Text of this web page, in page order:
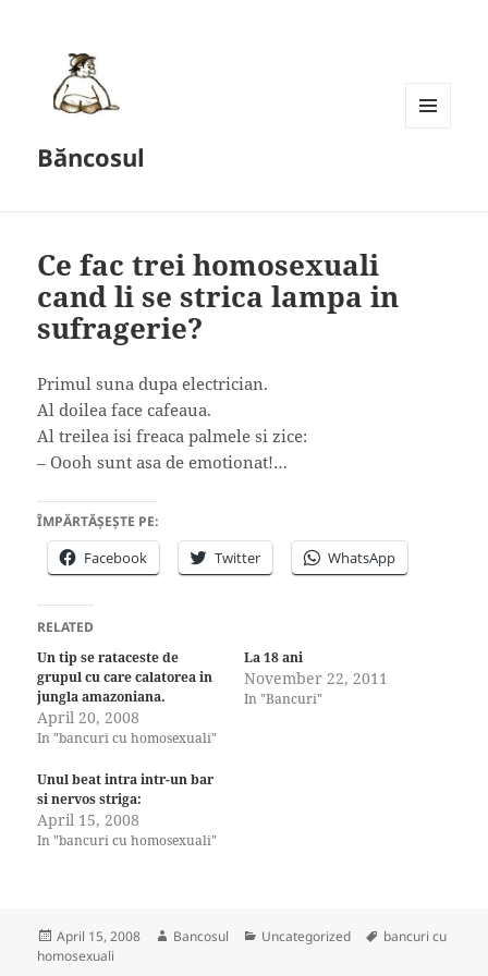
Băncosul
Ce fac trei homosexuali
cand li se strica lampa in
sufragerie?
Primul suna dupa electrician.
Al doilea face cafeaua.
Al treilea isi freaca palmele si zice:
– Oooh sunt asa de emotionat!…
ÎMPĂRTĂȘEȘTE PE:
Facebook Twitter WhatsApp
RELATED
Un tip se rataceste de
grupul cu care calatorea in
jungla amazoniana.
April 20, 2008
In "bancuri cu homosexuali"
La 18 ani
November 22, 2011
In "Bancuri"
Unul beat intra intr-un bar
si nervos striga:
April 15, 2008
In "bancuri cu homosexuali"
Posted
on
April 15, 2008 Author
Bancosul Categories
Uncategorized Tags
bancuri cu
homosexuali